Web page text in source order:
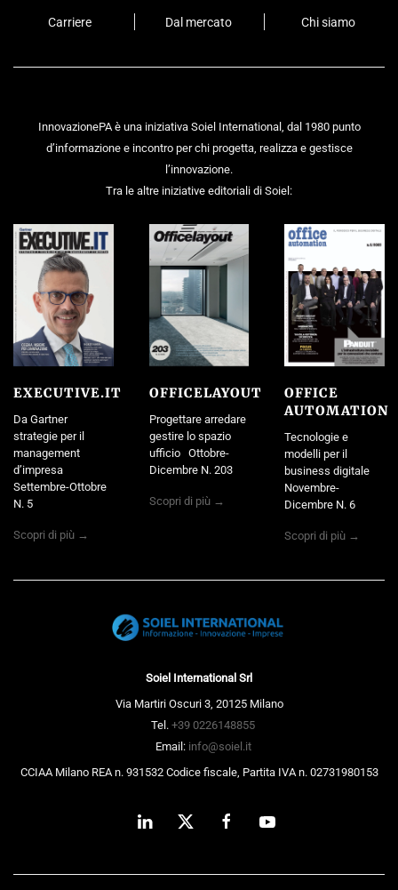
Carriere Dal mercato Chi siamo
InnovazionePA è una iniziativa Soiel International, dal 1980 punto
d’informazione e incontro per chi progetta, realizza e gestisce
l’innovazione.
Tra le altre iniziative editoriali di Soiel:
EXECUTIVE.IT
Da Gartner
strategie per il
management
d’impresa
Settembre-Ottobre
N. 5
Scopri di più →
OFFICELAYOUT
Progettare arredare
gestire lo spazio
ufficio Ottobre-
Dicembre N. 203
Scopri di più →
OFFICE
AUTOMATION
Tecnologie e
modelli per il
business digitale
Novembre-
Dicembre N. 6
Scopri di più →
Soiel International Srl
Via Martiri Oscuri 3, 20125 Milano
Tel. +39 0226148855
Email: info@soiel.it
CCIAA Milano REA n. 931532 Codice fiscale, Partita IVA n. 02731980153